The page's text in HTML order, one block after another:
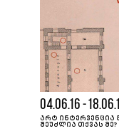
04.06.16 -
ᲐᲠᲢ ᲘᲜᲢᲔᲠᲕᲔᲜᲪᲘᲐ
ᲨᲔᲣᲫᲚᲘᲐ ᲗᲥᲕᲐᲡ ᲛᲔ?